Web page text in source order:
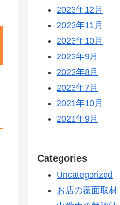
2023年12月
2023年11月
2023年10月
2023年9月
2023年8月
2023年7月
2021年10月
2021年9月
Categories
Uncategorized
お店の覆面取材